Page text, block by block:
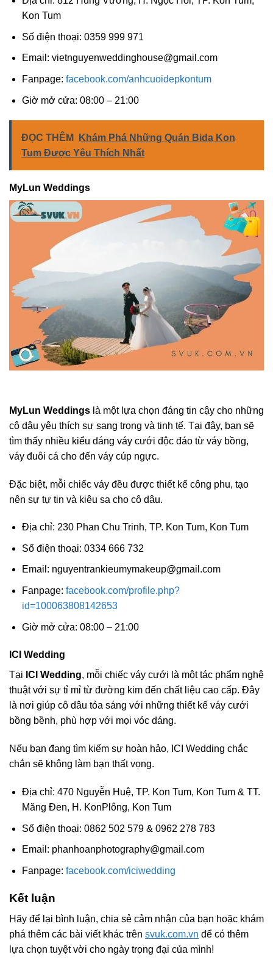
Kon Tum
Số điện thoại: 0359 999 971
Email: vietnguyenweddinghouse@gmail.com
Fanpage: facebook.com/anhcuoidepkontum
Giờ mở cửa: 08:00 – 21:00
ĐỌC THÊM
Khám Phá Những Quán Bida Kon
Tum Được Yêu Thích Nhất
MyLun Weddings
MyLun Weddings là một lựa chọn đáng tin cậy cho những
cô dâu yêu thích sự sang trọng và tinh tế. Tại đây, bạn sẽ
tìm thấy nhiều kiểu dáng váy cưới độc đáo từ váy bồng,
váy đuôi cá cho đến váy cúp ngực.
Đặc biệt, mỗi chiếc váy đều được thiết kế công phu, tạo
nên sự tự tin và kiêu sa cho cô dâu.
Địa chỉ: 230 Phan Chu Trinh, TP. Kon Tum, Kon Tum
Số điện thoại: 0334 666 732
Email: nguyentrankieumymakeup@gmail.com
Fanpage: facebook.com/profile.php?
id=100063808142653
Giờ mở cửa: 08:00 – 21:00
ICI Wedding
Tại ICI Wedding, mỗi chiếc váy cưới là một tác phẩm nghệ
thuật với sự tỉ mỉ từ đường kim đến chất liệu cao cấp. Đây
là nơi giúp cô dâu tỏa sáng với những thiết kế váy cưới
bồng bềnh, phù hợp với mọi vóc dáng.
Nếu bạn đang tìm kiếm sự hoàn hảo, ICI Wedding chắc
chắn sẽ không làm bạn thất vọng.
Địa chỉ: 470 Nguyễn Huệ, TP. Kon Tum, Kon Tum & TT.
Măng Đen, H. KonPlông, Kon Tum
Số điện thoại: 0862 502 579 & 0962 278 783
Email: phanhoanphotography@gmail.com
Fanpage: facebook.com/iciwedding
Kết luận
Hãy để lại bình luận, chia sẻ cảm nhận của bạn hoặc khám
phá thêm các bài viết khác trên svuk.com.vn để có thêm
lựa chọn tuyệt vời cho ngày trọng đại của mình!